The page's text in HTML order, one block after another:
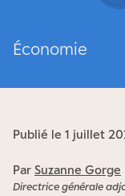
Économie
Publié le 1 juillet
Par Suzanne Gorge
Directrice générale